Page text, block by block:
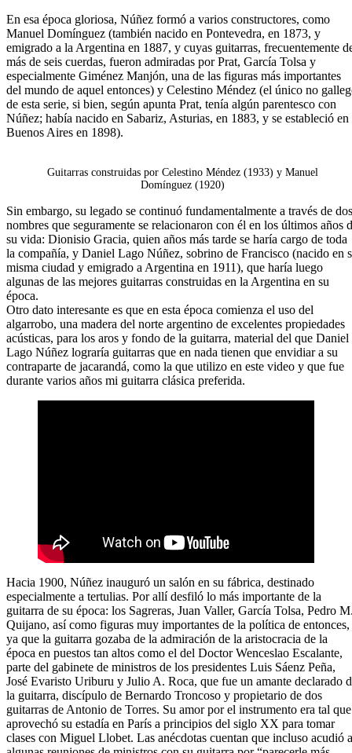
En esa época gloriosa, Núñez formó a varios constructores, como
Manuel Domínguez (también nacido en Pontevedra, en 1873, y
emigrado a la Argentina en 1887, y cuyas guitarras, frecuentemente
más de seis cuerdas, fueron admiradas por Prat, García Tolsa y
especialmente Giménez Manjón, una de las figuras más importantes
del mundo de aquel entonces) y Celestino Méndez (el único no
de esta serie, si bien, según apunta Prat, tenía algún parentesco con
Núñez; había nacido en Sabariz, Asturias, en 1883, y se estableció en
Buenos Aires en 1898).
Guitarras construidas por Celestino Méndez (1933) y Manuel
Domínguez (1920)
Sin embargo, su legado se continuó fundamentalmente a través de dos
nombres que seguramente se relacionaron con él en los últimos años
su vida: Dionisio Gracia, quien años más tarde se haría cargo de toda
la compañía, y Daniel Lago Núñez, sobrino de Francisco (nacido en
misma ciudad y emigrado a Argentina en 1911), que haría luego
algunas de las mejores guitarras construidas en la Argentina en su
época.
Otro dato interesante es que en esta época comienza el uso del
algarrobo, una madera del norte argentino de excelentes propiedades
acústicas, para los aros y fondo de la guitarra, material del que Daniel
Lago Núñez lograría guitarras que en nada tienen que envidiar a su
contraparte de jacarandá, como la que utilizo en este video y que fue
durante varios años mi guitarra clásica preferida.
Hacia 1900, Núñez inauguró un salón en su fábrica, destinado
especialmente a tertulias. Por allí desfiló lo más importante de la
guitarra de su época: los Sagreras, Juan Valler, García Tolsa, Pedro
Quijano, así como figuras muy importantes de la política de entonces,
ya que la guitarra gozaba de la admiración de la aristocracia de la
época en puestos tan altos como el del Doctor Wenceslao Escalante,
parte del gabinete de ministros de los presidentes Luis Sáenz Peña,
José Evaristo Uriburu y Julio A. Roca, que fue un amante declarado
la guitarra, discípulo de Bernardo Troncoso y propietario de dos
guitarras de Antonio de Torres. Su amor por el instrumento era tal que
aprovechó su estadía en París a principios del siglo XX para tomar
clases con Miguel Llobet. Las anécdotas cuentan que incluso acudió a